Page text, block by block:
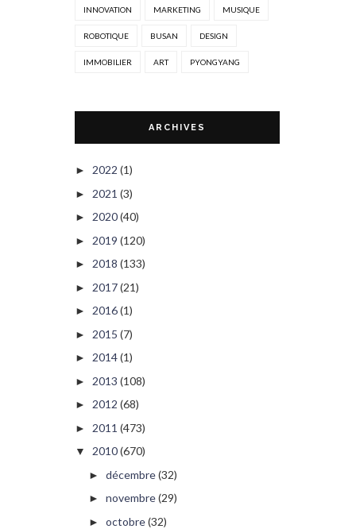
INNOVATION MARKETING MUSIQUE
ROBOTIQUE BUSAN DESIGN
IMMOBILIER ART PYONGYANG
ARCHIVES
► 2022 (1)
► 2021 (3)
► 2020(40)
► 2019 (120)
► 2018 (133)
► 2017(21)
► 2016(1)
► 2015 (7)
► 2014(1)
► 2013 (108)
► 2012 (68)
► 2011 (473)
▼ 2010(670)
► décembre(32)
► novembre(29)
► octobre(32)